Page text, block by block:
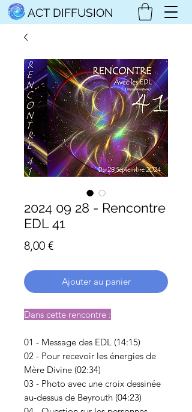
ACT DIFFUSION
2024 09 28 - Rencontre
EDL 41
8,00 €Prix
Ajouter au panier
Dans cette rencontre :
01 - Message des EDL (14:15)
02 - Pour recevoir les énergies de
Mère Divine (02:34)
03 - Photo avec une croix dessinée
au-dessus de Beyrouth (04:23)